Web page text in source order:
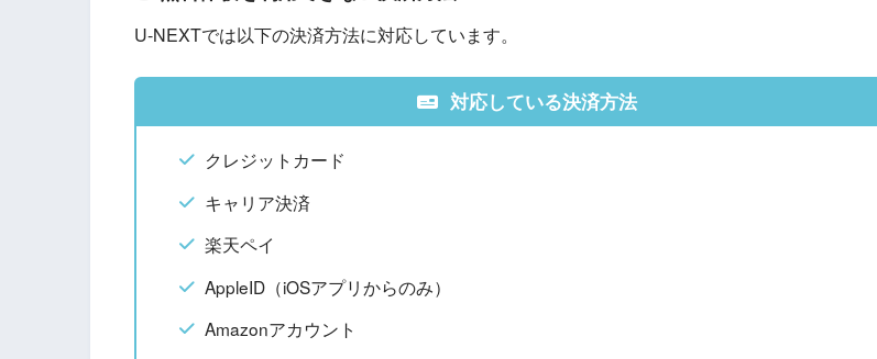
U-NEXTでは以下の決済方法に対応しています。
対応している決済方法
クレジットカード
キャリア決済
楽天ペイ
AppleID（iOSアプリからのみ）
Amazonアカウント